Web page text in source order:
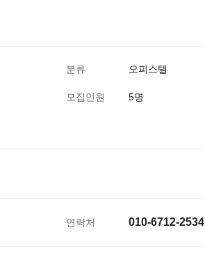
분류 오피스텔
모집인원 5명
연락처 010-6712-2534